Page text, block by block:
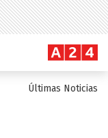
Últimas Noticias